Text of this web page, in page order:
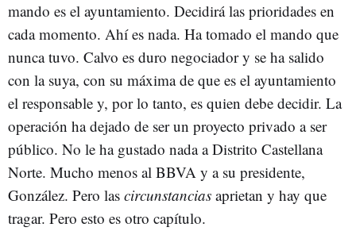
mando es el ayuntamiento. Decidirá las prioridades en
cada momento. Ahí es nada. Ha tomado el mando que
nunca tuvo. Calvo es duro negociador y se ha salido
con la suya, con su máxima de que es el ayuntamiento
el responsable y, por lo tanto, es quien debe decidir. La
operación ha dejado de ser un proyecto privado a ser
público. No le ha gustado nada a Distrito Castellana
Norte. Mucho menos al BBVA y a su presidente,
González. Pero las circunstancias aprietan y hay que
tragar. Pero esto es otro capítulo.